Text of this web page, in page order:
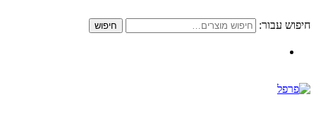
חיפוש עבור: חיפוש